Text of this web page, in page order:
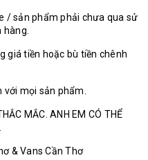
/ sản phẩm phải chưa qua sử
giá tiền hoặc bù tiền chênh
mọi sản phẩm.
MẮC. ANH EM CÓ THỂ
& Vans Cần Thơ